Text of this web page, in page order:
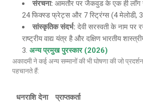
संरचना: आमतौर पर जैकवुड के एक ही लॉग
24 फिक्स्ड फ्रेट्स और 7 स्ट्रिंग्स (4 मेलोडी,
सांस्कृतिक संदर्भ: देवी सरस्वती के नाम पर
राष्ट्रीय वाद्य यंत्र है और दक्षिण भारतीय
अन्य प्रमुख पुरस्कार (2026)
अकादमी ने कई अन्य सम्मानों की भी घोषणा की जो
पहचानते हैं:
धनराशि देना प्राप्तकर्ता